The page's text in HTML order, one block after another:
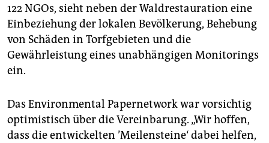
122 NGOs, sieht neben der Waldrestauration eine
Einbeziehung der lokalen Bevölkerung, Behebung
von Schäden in Torfgebieten und die
Gewährleistung eines unabhängigen Monitorings
ein.
Das Environmental Papernetwork war vorsichtig
optimistisch über die Vereinbarung. „Wir hoffen,
dass die entwickelten ’Meilensteine‘ dabei helfen,